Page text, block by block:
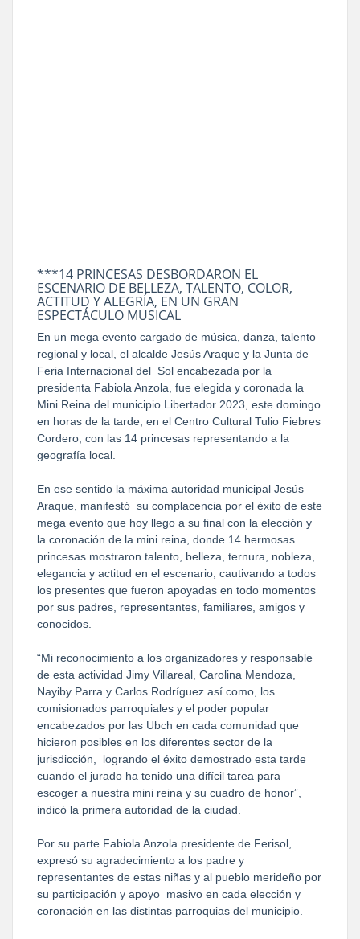
***14 PRINCESAS DESBORDARON EL
ESCENARIO DE BELLEZA, TALENTO, COLOR,
ACTITUD Y ALEGRÍA, EN UN GRAN
ESPECTÁCULO MUSICAL
En un mega evento cargado de música, danza, talento
regional y local, el alcalde Jesús Araque y la Junta de
Feria Internacional del Sol encabezada por la
presidenta Fabiola Anzola, fue elegida y coronada la
Mini Reina del municipio Libertador 2023, este domingo
en horas de la tarde, en el Centro Cultural Tulio Fiebres
Cordero, con las 14 princesas representando a la
geografía local.
En ese sentido la máxima autoridad municipal Jesús
Araque, manifestó su complacencia por el éxito de este
mega evento que hoy llego a su final con la elección y
la coronación de la mini reina, donde 14 hermosas
princesas mostraron talento, belleza, ternura, nobleza,
elegancia y actitud en el escenario, cautivando a todos
los presentes que fueron apoyadas en todo momentos
por sus padres, representantes, familiares, amigos y
conocidos.
“Mi reconocimiento a los organizadores y responsable
de esta actividad Jimy Villareal, Carolina Mendoza,
Nayiby Parra y Carlos Rodríguez así como, los
comisionados parroquiales y el poder popular
encabezados por las Ubch en cada comunidad que
hicieron posibles en los diferentes sector de la
jurisdicción, logrando el éxito demostrado esta tarde
cuando el jurado ha tenido una difícil tarea para
escoger a nuestra mini reina y su cuadro de honor”,
indicó la primera autoridad de la ciudad.
Por su parte Fabiola Anzola presidente de Ferisol,
expresó su agradecimiento a los padre y
representantes de estas niñas y al pueblo merideño por
su participación y apoyo masivo en cada elección y
coronación en las distintas parroquias del municipio.